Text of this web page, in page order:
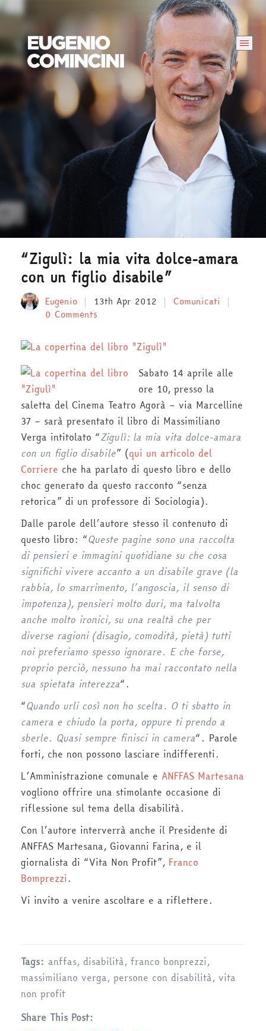
“Zigulì: la mia vita dolce-amara
con un figlio disabile”
Eugenio 13th Apr 2012
Comunicati
0 Comments
Sabato 14 aprile alle
ore 10, presso la
saletta del Cinema Teatro Agorà – via Marcelline
37 – sarà presentato il libro di Massimiliano
Verga intitolato “Zigulì: la mia vita dolce-amara
con un figlio disabile” (qui un articolo del
Corriere che ha parlato di questo libro e dello
choc generato da questo racconto “senza
retorica” di un professore di Sociologia).
Dalle parole dell’autore stesso il contenuto di
questo libro: “Queste pagine sono una raccolta
di pensieri e immagini quotidiane su che cosa
significhi vivere accanto a un disabile grave (la
rabbia, lo smarrimento, l’angoscia, il senso di
impotenza), pensieri molto duri, ma talvolta
anche molto ironici, su una realtà che per
diverse ragioni (disagio, comodità, pietà) tutti
noi preferiamo spesso ignorare. E che forse,
proprio perciò, nessuno ha mai raccontato nella
sua spietata interezza“.
“Quando urli così non ho scelta. O ti sbatto in
camera e chiudo la porta, oppure ti prendo a
sberle. Quasi sempre finisci in camera“. Parole
forti, che non possono lasciare indifferenti.
L’Amministrazione comunale e ANFFAS Martesana
vogliono offrire una stimolante occasione di
riflessione sul tema della disabilità.
Con l’autore interverrà anche il Presidente di
ANFFAS Martesana, Giovanni Farina, e il
giornalista di “Vita Non Profit”, Franco
Bomprezzi.
Vi invito a venire ascoltare e a riflettere.
Tags: anffas, disabilità, franco bonprezzi,
massimiliano verga, persone con disabilità, vita
non profit
Share This Post: